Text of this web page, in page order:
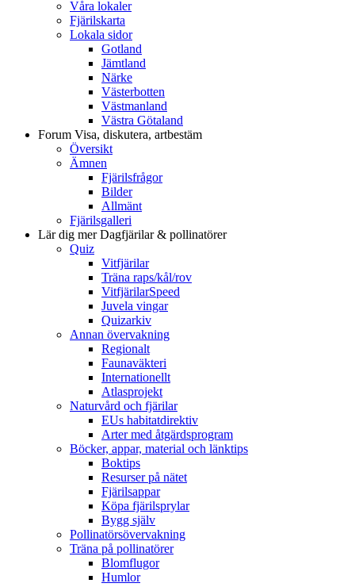
Våra lokaler
Fjärilskarta
Lokala sidor
Gotland
Jämtland
Närke
Västerbotten
Västmanland
Västra Götaland
Forum Visa, diskutera, artbestäm
Översikt
Ämnen
Fjärilsfrågor
Bilder
Allmänt
Fjärilsgalleri
Lär dig merDagfjärilar & pollinatörer
Quiz
Vitfjärilar
Träna raps/kål/rov
VitfjärilarSpeed
Juvela vingar
Quizarkiv
Annan övervakning
Regionalt
Faunaväkteri
Internationellt
Atlasprojekt
Naturvård och fjärilar
EUs habitatdirektiv
Arter med åtgärdsprogram
Böcker, appar, material och länktips
Boktips
Resurser på nätet
Fjärilsappar
Köpa fjärilsprylar
Bygg själv
Pollinatörsövervakning
Träna på pollinatörer
Blomflugor
Humlor